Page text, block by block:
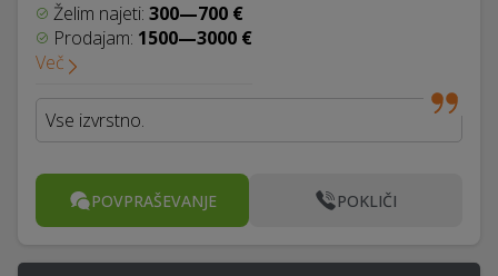
Želim najeti: 300—700 €
Prodajam: 1500—3000 €
Več
Vse izvrstno.
POVPRAŠEVANJE POKLIČI